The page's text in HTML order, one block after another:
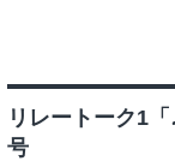
リレートーク1
号